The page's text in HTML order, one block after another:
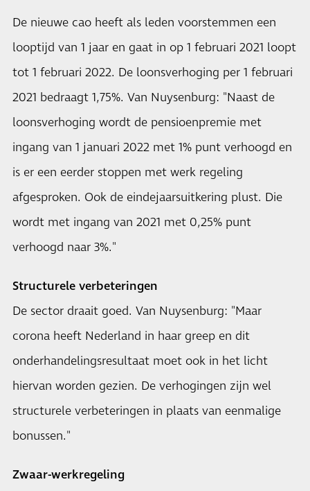
De nieuwe cao heeft als leden voorstemmen een
looptijd van 1 jaar en gaat in op 1 februari 2021 loopt
tot 1 februari 2022. De loonsverhoging per 1 februari
2021 bedraagt 1,75%. Van Nuysenburg: "Naast de
loonsverhoging wordt de pensioenpremie met
ingang van 1 januari 2022 met 1% punt verhoogd en
is er een eerder stoppen met werk regeling
afgesproken. Ook de eindejaarsuitkering plust. Die
wordt met ingang van 2021 met 0,25% punt
verhoogd naar 3%."
Structurele verbeteringen
De sector draait goed. Van Nuysenburg: "Maar
corona heeft Nederland in haar greep en dit
onderhandelingsresultaat moet ook in het licht
hiervan worden gezien. De verhogingen zijn wel
structurele verbeteringen in plaats van eenmalige
bonussen."
Zwaar-werkregeling